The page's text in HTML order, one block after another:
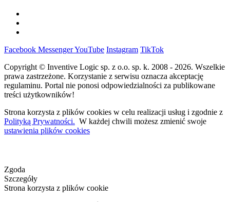
Facebook MessengerYouTube Instagram TikTok
Copyright © Inventive Logic sp. z o.o. sp. k. 2008 - 2026. Wszelkie
prawa zastrzeżone. Korzystanie z serwisu oznacza akceptację
regulaminu. Portal nie ponosi odpowiedzialności za publikowane
treści użytkowników!
Strona korzysta z plików cookies w celu realizacji usług i zgodnie z
Polityką Prywatności. W każdej chwili możesz zmienić swoje
ustawienia plików cookies
Zgoda
Szczegóły
Strona korzysta z plików cookie